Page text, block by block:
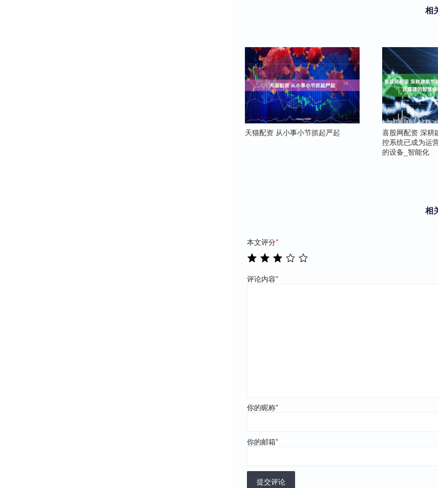
相
天猫配资 从小事小节抓起严起
喜股网配资 深耕
控系统已成为运
的设备_智能化
相
本文评分*
评论内容*
你的昵称*
你的邮箱*
提交评论